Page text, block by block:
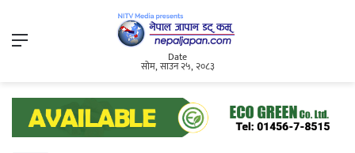
Menu
Date
सोम, साउन २५, २०८३